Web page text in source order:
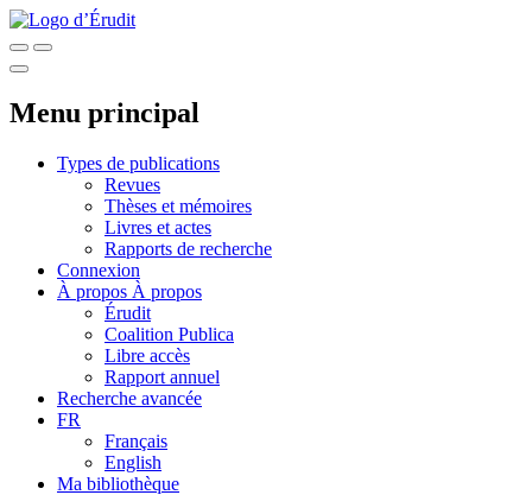
Menu principal
Types de publications
Revues
Thèses et mémoires
Livres et actes
Rapports de recherche
Connexion
À propos À propos
Érudit
Coalition Publica
Libre accès
Rapport annuel
Recherche avancée
FR
Français
English
Ma bibliothèque